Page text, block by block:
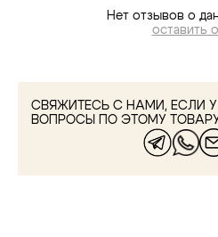
Нет отзывов о
оставить
СВЯЖИТЕСЬ С НАМИ, ЕСЛИ У
ВОПРОСЫ ПО ЭТОМУ